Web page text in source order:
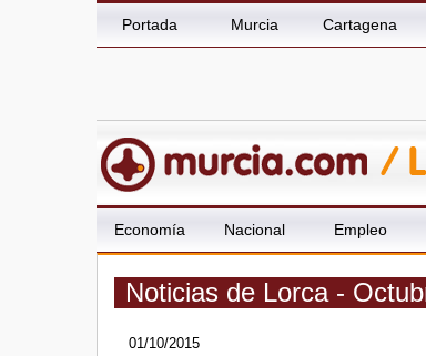
Portada Murcia Cartagena
Economía Nacional Empleo
Noticias de Lorca -
01/10/2015